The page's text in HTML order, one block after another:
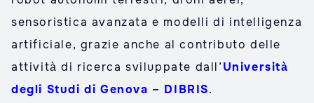
sensoristica avanzata e modelli di intelligenza
artificiale, grazie anche al contributo delle
attività di ricerca sviluppate dall’Università
degli Studi di Genova – DIBRIS.